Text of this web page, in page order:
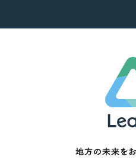
地方の未来をお